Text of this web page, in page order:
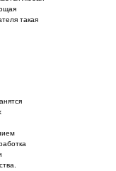
такая